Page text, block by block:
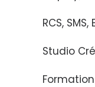
RCS, SMS,
Studio
Formation
Ce